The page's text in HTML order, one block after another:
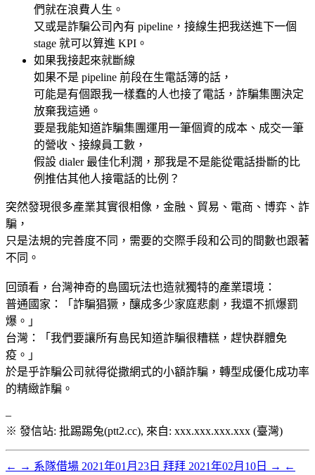
們就在浪費人生。
又或是詐騙公司內有 pipeline，接線生把我送進下一個
stage 就可以算進 KPI。
如果我接起來就斷線
如果不是 pipeline 前段在生電話簿的話，
可能是有個跟我一樣蠢的人也接了電話，詐騙集團決定
放棄我這通。
要是我能知道詐騙集團運用一筆個資的成本、成交一筆
的營收、接線員工數，
假設 dialer 最佳化利潤，那我是不是能從電話掛斷的比
例推估其他人接電話的比例？
突然發現很多產業其實很相像，金融、貿易、電商、博弈、詐
騙，
只是法規的完善度不同，需要的交際手段和公司的間數也跟著
不同。
回頭看，台灣神奇的島國玩法也造就獨特的產業環境：
普通國家：「詐騙猖獗，釀成多少家庭悲劇，我還不抓爆罰
爆。」
台灣：「我們要讓所有島民知道詐騙很糟糕，趕快群體免
疫。」
於是乎詐騙公司就得從撒網式的小額詐騙，轉型成優化成功率
的精緻詐騙。
–
※ 發信站: 批踢踢兔(ptt2.cc), 來自: xxx.xxx.xxx.xxx (臺灣)
← → 系隊借場 2021年01月23日 拜拜 2021年02月10日 → ←